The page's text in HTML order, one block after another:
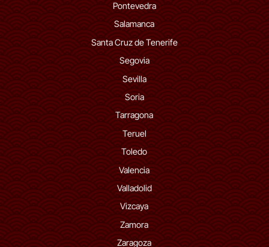
Pontevedra
Salamanca
Santa Cruz de Tenerife
Segovia
Sevilla
Soria
Tarragona
Teruel
Toledo
Valencia
Valladolid
Vizcaya
Zamora
Zaragoza